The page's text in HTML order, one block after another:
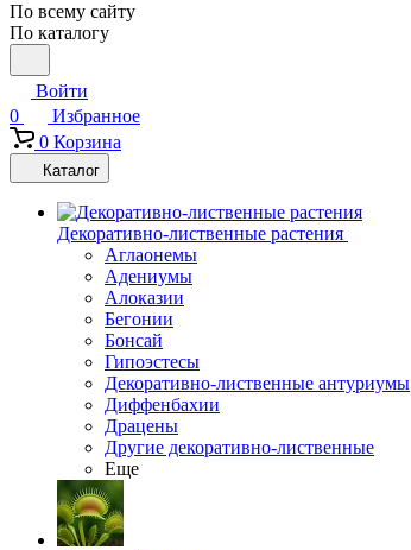
По всему сайту
По каталогу
Войти
0
Избранное
0 Корзина
Каталог
Декоративно-лиственные растения
Аглаонемы
Адениумы
Алоказии
Бегонии
Бонсай
Гипоэстесы
Декоративно-лиственные антуриумы
Диффенбахии
Драцены
Другие декоративно-лиственные
Еще